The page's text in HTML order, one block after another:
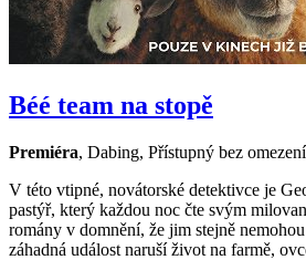
Béé team na stopě
Premiéra, Dabing, Přístupný bez omezení
V této vtipné, novátorské detektivce je
pastýř, který každou noc čte svým
romány v domnění, že jim stejně
záhadná událost naruší život na farmě,